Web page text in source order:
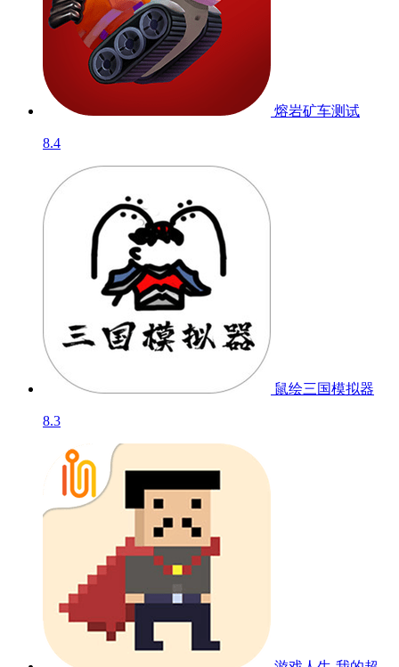
熔岩矿车测试
8.4
鼠绘三国模拟器
8.3